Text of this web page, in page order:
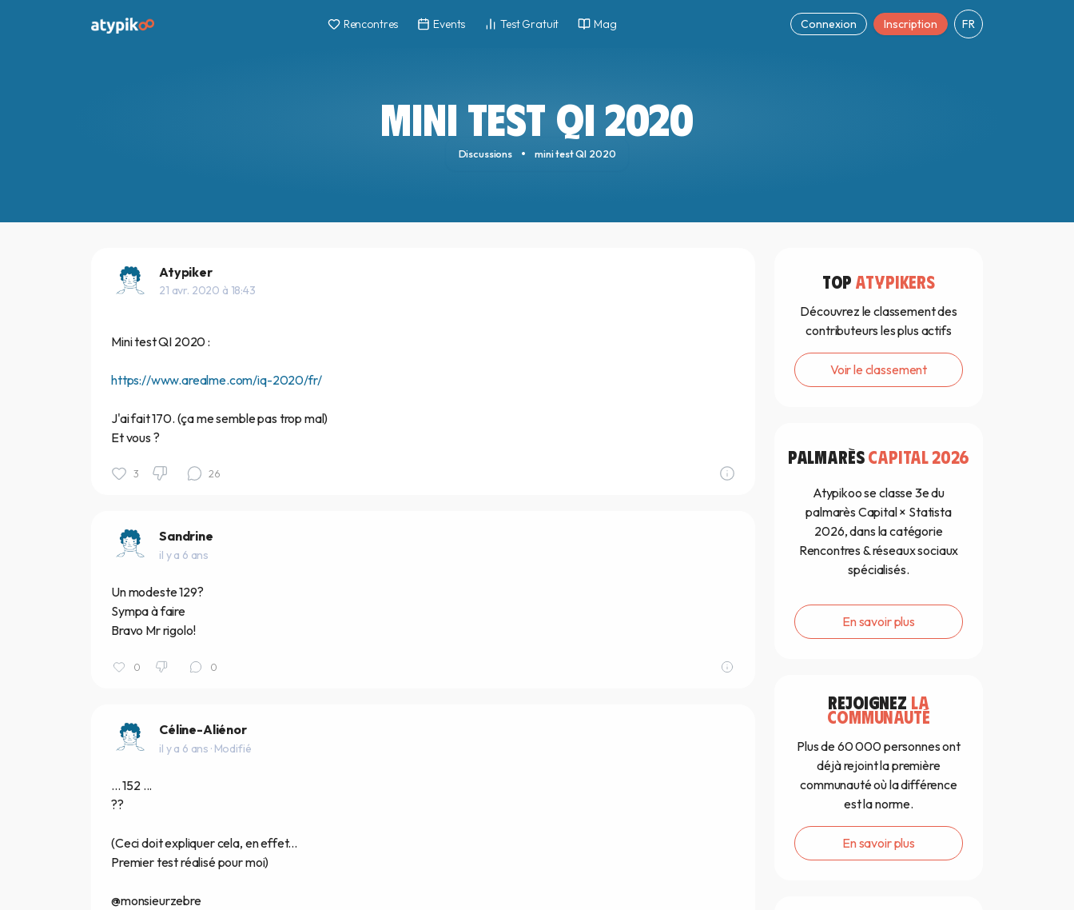
Connexion Inscription FR
Rencontres Events Test Gratuit Mag
MINI TEST QI 2020
Discussions mini test QI 2020
Atypiker
21 avr. 2020 à 18:43
Mini test QI 2020 :
https://www.arealme.com/iq-2020/fr/
J'ai fait 170. (ça me semble pas trop mal)
Et vous ?
3 26
Sandrine
il y a 6 ans
Un modeste 129?
Sympa à faire
Bravo Mr rigolo!
0 0
Céline-Aliénor
il y a 6 ans · Modifié
... 152 ...
??
(Ceci doit expliquer cela, en effet...
Premier test réalisé pour moi)
@monsieurzebre
TOP ATYPIKERS
Découvrez le classement des
contributeurs les plus actifs
Voir le classement
PALMARÈSCAPITAL 2026
Atypikoo se classe 3e du
palmarès Capital × Statista
2026, dans la catégorie
Rencontres & réseaux sociaux
spécialisés.
En savoir plus
REJOIGNEZ LA
COMMUNAUTÉ
Plus de 60 000 personnes ont
déjà rejoint la première
communauté où la différence
est la norme.
En savoir plus